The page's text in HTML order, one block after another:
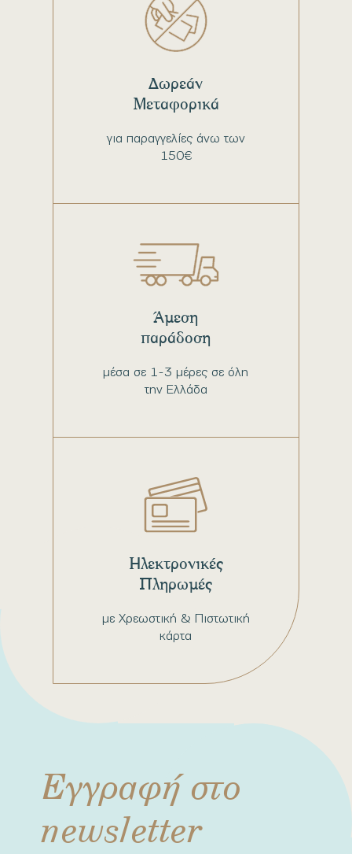
για παραγγελίες άνω των
150€
Δωρεάν
Μεταφορικά
μέσα σε 1-3 μέρες σε όλη
την Ελλάδα
Άμεση
παράδοση
με Χρεωστική & Πιστωτική
κάρτα
Ηλεκτρονικές
Πληρωμές
Εγγραφή στο
newsletter